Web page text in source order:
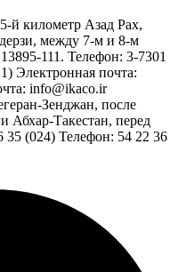
й километр Азад Рах,
между 7-м и 8-м
111. Телефон: 3-7301
Электронная почта:
info@ikaco.ir
Зенджан, после
Абхар-Такестан, перед
35 (024) Телефон: 54 22 36